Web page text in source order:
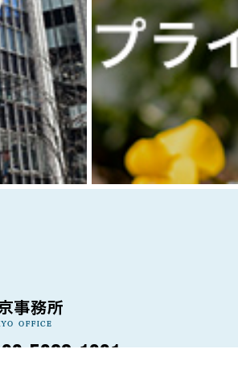
03-5288-1021